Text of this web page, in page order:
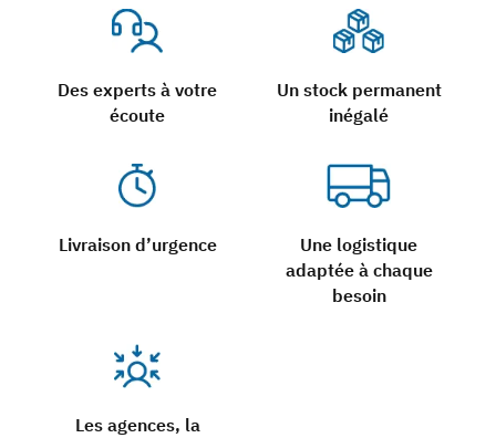
Des experts à votre
écoute
Un stock permanent
inégalé
Livraison d’urgence
Une logistique
adaptée à chaque
besoin
Les agences, la